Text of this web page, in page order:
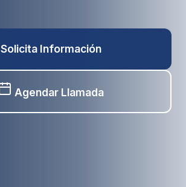
Solicita Información
Agendar Llamada